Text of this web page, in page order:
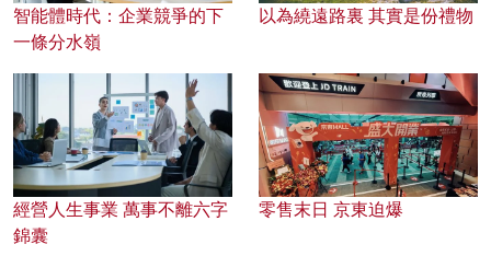
智能體時代：企業競爭的下
一條分水嶺
以為繞遠路裏 其實是份禮物
經營人生事業 萬事不離六字
錦囊
零售末日 京東迫爆